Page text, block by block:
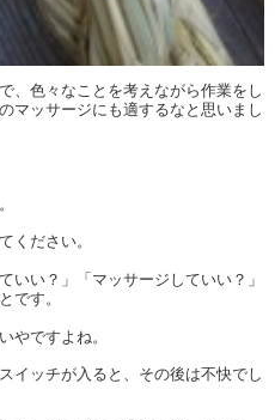
、色々なことを考えながら作業をし
マッサージにも適するなと思いまし
ください。
いい？」「マッサージしていい？」
です。
やですよね。
イッチが入ると、その後は不快でし